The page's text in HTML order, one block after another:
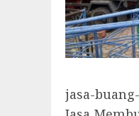
jasa-